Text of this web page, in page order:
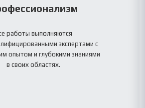
работы выполняются
экспертами с
опытом и глубокими знаниями
в своих областях.